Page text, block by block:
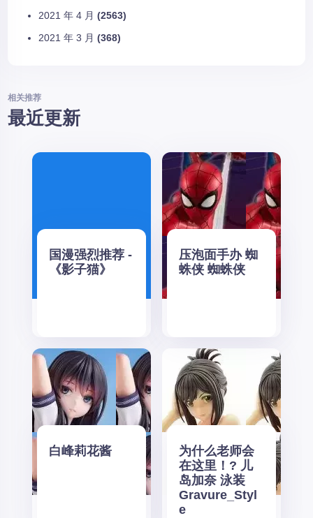
2021 年 4 月 (2563)
2021 年 3 月 (368)
相关推荐
最近更新
国漫强烈推荐 -
《影子猫》
压泡面手办 蜘
蛛侠 蜘蛛侠
白峰莉花酱
为什么老师会
在这里！? 儿
岛加奈 泳装
Gravure_Styl
e